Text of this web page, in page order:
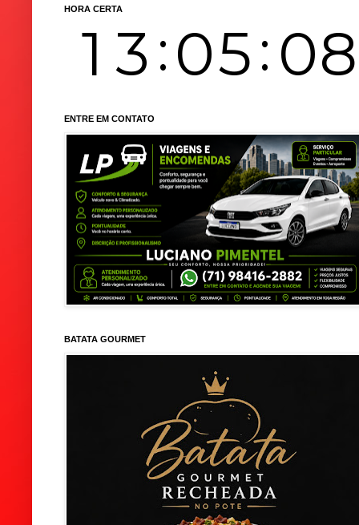
HORA CERTA
ENTRE EM CONTATO
BATATA GOURMET